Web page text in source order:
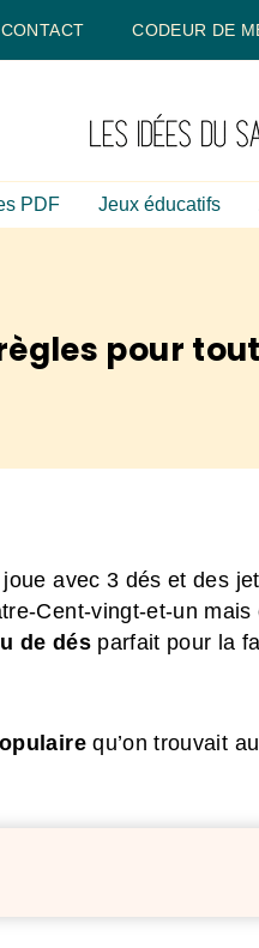
CONTACT CODEUR DE
PDF Jeux éducatifs
pour
avec 3 dés et des
Cent-vingt-et-un mais
de désparfait pour la
qu’on trouvait